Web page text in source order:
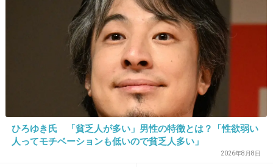
ひろゆき氏 「貧乏人が多い」男性の特徴とは？「性欲弱い
人ってモチベーションも低いので貧乏人多い」
2026年8月8日